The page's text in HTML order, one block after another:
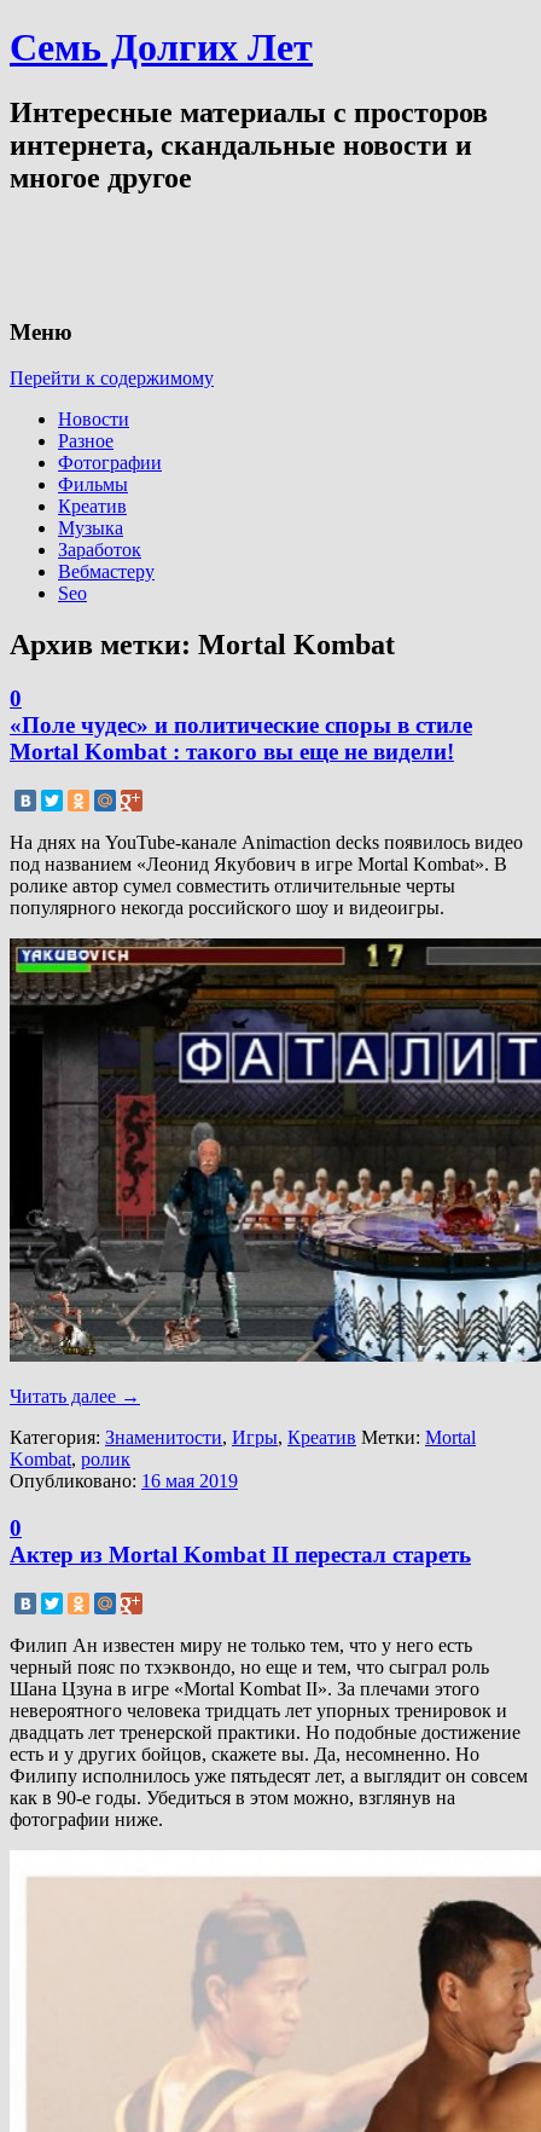
Семь Долгих Лет
Интересные материалы с просторов
интернета, скандальные новости и
многое другое
Меню
Перейти к содержимому
Новости
Разное
Фотографии
Фильмы
Креатив
Музыка
Заработок
Вебмастеру
Seo
Архив метки: Mortal Kombat
0
«Поле чудес» и политические споры в стиле
Mortal Kombat : такого вы еще не видели!
На днях на YouTube-канале Animaction decks появилось видео
под названием «Леонид Якубович в игре Mortal Kombat». В
ролике автор сумел совместить отличительные черты
популярного некогда российского шоу и видеоигры.
Читать далее →
Категория: Знаменитости, Игры, Креатив Метки: Mortal
Kombat, ролик
Опубликовано: 16 мая 2019
0
Актер из Mortal Kombat II перестал стареть
Филип Ан известен миру не только тем, что у него есть
черный пояс по тхэквондо, но еще и тем, что сыграл роль
Шана Цзуна в игре «Mortal Kombat II». За плечами этого
невероятного человека тридцать лет упорных тренировок и
двадцать лет тренерской практики. Но подобные достижение
есть и у других бойцов, скажете вы. Да, несомненно. Но
Филипу исполнилось уже пятьдесят лет, а выглядит он совсем
как в 90-е годы. Убедиться в этом можно, взглянув на
фотографии ниже.